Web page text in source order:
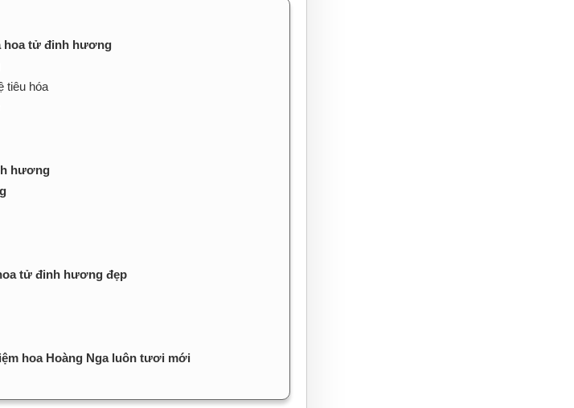
hoa tử đinh hương
tiêu hóa
hương
tử đinh hương đẹp
hoa Hoàng Nga luôn tươi mới